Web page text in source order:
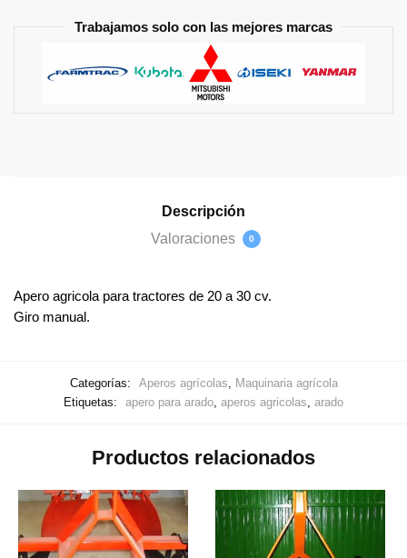
Trabajamos solo con las mejores marcas
Descripción
Valoraciones
0
Apero agricola para tractores de 20 a 30 cv.
Giro manual.
Categorías: Aperos agrícolas
Maquinaria agrícola
Etiquetas:
apero para arado aperos agricolas arado
Productos relacionados